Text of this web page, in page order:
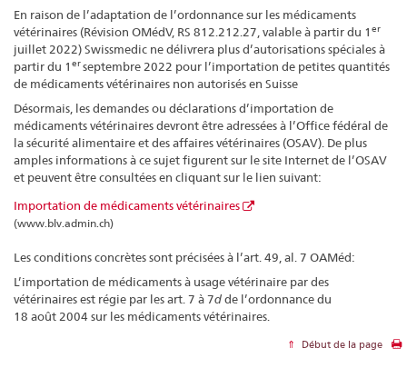
En raison de l’adaptation de l’ordonnance sur les médicaments
vétérinaires (Révision OMédV, RS 812.212.27, valable à partir du 1 er
juillet 2022) Swissmedic ne délivrera plus d’autorisations spéciales à
partir du 1 erseptembre 2022 pour l’importation de petites quantités
de médicaments vétérinaires non autorisés en Suisse
Désormais, les demandes ou déclarations d’importation de
médicaments vétérinaires devront être adressées à l’Office fédéral de
la sécurité alimentaire et des affaires vétérinaires (OSAV). De plus
amples informations à ce sujet figurent sur le site Internet de l’OSAV
et peuvent être consultées en cliquant sur le lien suivant:
Importation de médicaments vétérinaires
(www.blv.admin.ch)
Les conditions concrètes sont précisées à l’art. 49, al. 7 OAMéd:
L’importation de médicaments à usage vétérinaire par des
vétérinaires est régie par les art. 7 à 7dde l’ordonnance du
18 août 2004 sur les médicaments vétérinaires.
Début de la page